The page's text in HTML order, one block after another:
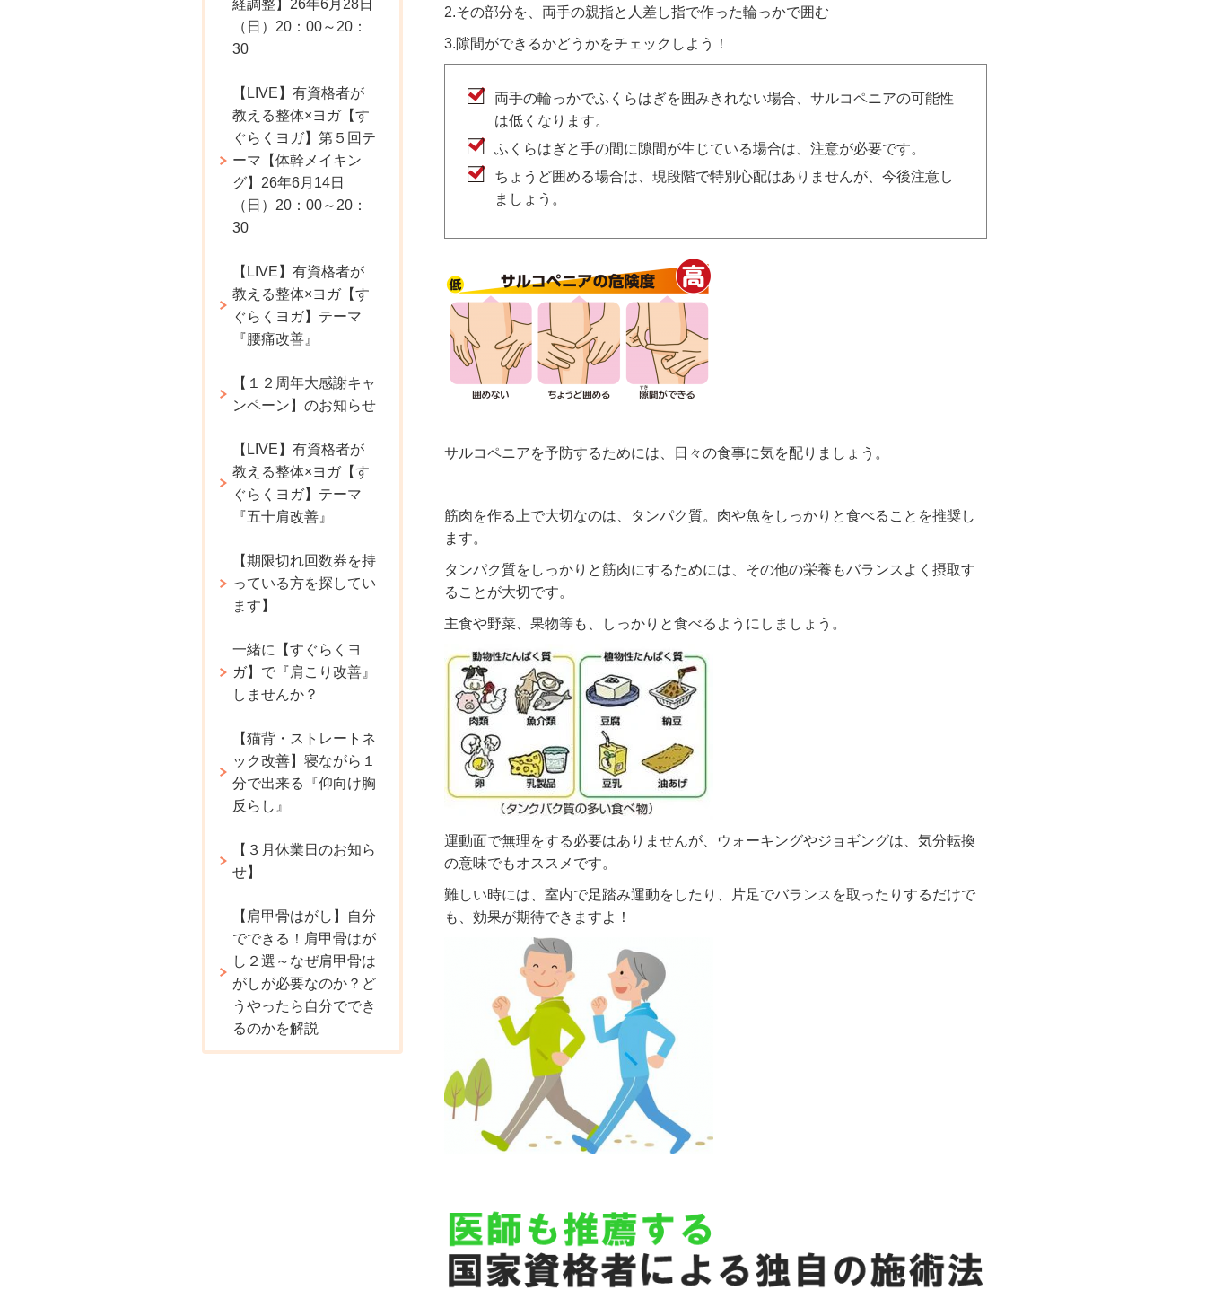
2.その部分を、両手の親指と人差し指で作った輪っかで囲む
3.隙間ができるかどうかをチェックしよう！
両手の輪っかでふくらはぎを囲みきれない場合、サルコペニアの可能性
は低くなります。
ふくらはぎと手の間に隙間が生じている場合は、注意が必要です。
ちょうど囲める場合は、現段階で特別心配はありませんが、今後注意し
ましょう。
サルコペニアを予防するためには、日々の食事に気を配りましょう。
筋肉を作る上で大切なのは、タンパク質。肉や魚をしっかりと食べることを推奨し
ます。
タンパク質をしっかりと筋肉にするためには、その他の栄養もバランスよく摂取す
ることが大切です。
主食や野菜、果物等も、しっかりと食べるようにしましょう。
運動面で無理をする必要はありませんが、ウォーキングやジョギングは、気分転換
の意味でもオススメです。
難しい時には、室内で足踏み運動をしたり、片足でバランスを取ったりするだけで
も、効果が期待できますよ！
経調整】26年6月28日
（日）20：00～20：
30
【LIVE】有資格者が
教える整体×ヨガ【す
ぐらくヨガ】第５回テ
ーマ【体幹メイキン
グ】26年6月14日
（日）20：00～20：
30
【LIVE】有資格者が
教える整体×ヨガ【す
ぐらくヨガ】テーマ
『腰痛改善』
【１２周年大感謝キャ
ンペーン】のお知らせ
【LIVE】有資格者が
教える整体×ヨガ【す
ぐらくヨガ】テーマ
『五十肩改善』
【期限切れ回数券を持
っている方を探してい
ます】
一緒に【すぐらくヨ
ガ】で『肩こり改善』
しませんか？
【猫背・ストレートネ
ック改善】寝ながら１
分で出来る『仰向け胸
反らし』
【３月休業日のお知ら
せ】
【肩甲骨はがし】自分
でできる！肩甲骨はが
し２選～なぜ肩甲骨は
がしが必要なのか？ど
うやったら自分ででき
るのかを解説